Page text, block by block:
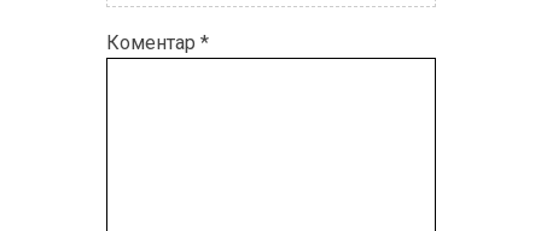
Коментар *